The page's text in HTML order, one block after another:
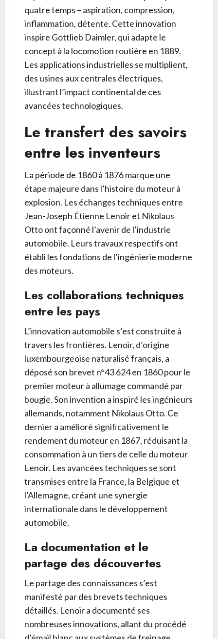
quatre temps – aspiration, compression,
inflammation, détente. Cette innovation
inspire Gottlieb Daimler, qui adapte le
concept à la locomotion routière en 1889.
Les applications industrielles se multiplient,
des usines aux centrales électriques,
illustrant l’impact continental de ces
avancées technologiques.
Le transfert des savoirs
entre les inventeurs
La période de 1860 à 1876 marque une
étape majeure dans l’histoire du moteur à
explosion. Les échanges techniques entre
Jean-Joseph Étienne Lenoir et Nikolaus
Otto ont façonné l’avenir de l’industrie
automobile. Leurs travaux respectifs ont
établi les fondations de l’ingénierie moderne
des moteurs.
Les collaborations techniques
entre les pays
L’innovation automobile s’est construite à
travers les frontières. Lenoir, d’origine
luxembourgeoise naturalisé français, a
déposé son brevet n°43 624 en 1860 pour le
premier moteur à allumage commandé par
bougie. Son invention a inspiré les ingénieurs
allemands, notamment Nikolaus Otto. Ce
dernier a amélioré significativement le
rendement du moteur en 1867, réduisant la
consommation à un tiers de celle du moteur
Lenoir. Les avancées techniques se sont
transmises entre la France, la Belgique et
l’Allemagne, créant une synergie
internationale dans le développement
automobile.
La documentation et le
partage des découvertes
Le partage des connaissances s’est
manifesté par des brevets techniques
détaillés. Lenoir a documenté ses
nombreuses innovations, allant du procédé